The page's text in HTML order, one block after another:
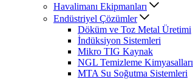
Havalimanı Ekipmanları
Endüstriyel Çözümler
Döküm ve Toz Metal Üretimi
İndüksiyon Sistemleri
Mikro TIG Kaynak
NGL Temizleme Kimyasalları
MTA Su Soğutma Sistemleri